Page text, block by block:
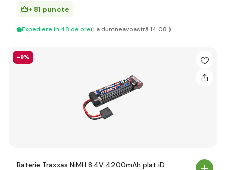
+ 81 puncte
Expediere in 48 de ore(La dumneavoastră 14.08.)
-9%
Baterie Traxxas NiMH 8.4V 4200mAh plat iD